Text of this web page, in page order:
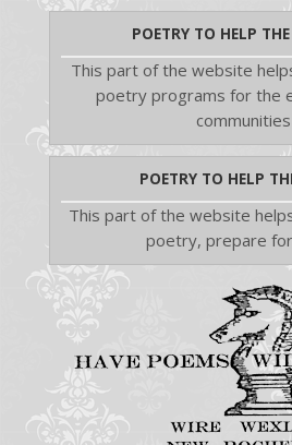
POETRY TO HELP
This part of the website
poetry programs for the
communities
POETRY TO HELP
This part of the website
poetry, prepare